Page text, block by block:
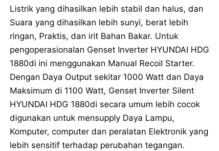
Listrik yang dihasilkan lebih stabil dan halus, dan
Suara yang dihasilkan lebih sunyi, berat lebih
ringan, Praktis, dan irit Bahan Bakar. Untuk
pengoperasionalan Genset Inverter HYUNDAI HDG
1880di ini menggunakan Manual Recoil Starter.
Dengan Daya Output sekitar 1000 Watt dan Daya
Maksimum di 1100 Watt, Genset Inverter Silent
HYUNDAI HDG 1880di secara umum lebih cocok
digunakan untuk mensupply Daya Lampu,
Komputer, computer dan peralatan Elektronik yang
lebih sensitif terhadap perubahan tegangan.